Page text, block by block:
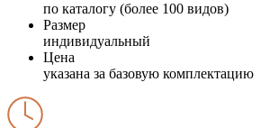
по каталогу (более 100 видов)
Размер
индивидуальный
Цена
указана за базовую комплектацию